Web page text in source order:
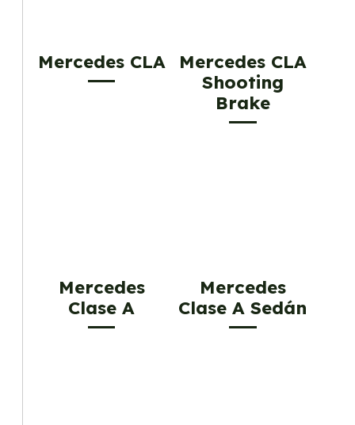
Mercedes CLA
Mercedes CLA
Shooting
Brake
Mercedes
Clase A
Mercedes
Clase A Sedán